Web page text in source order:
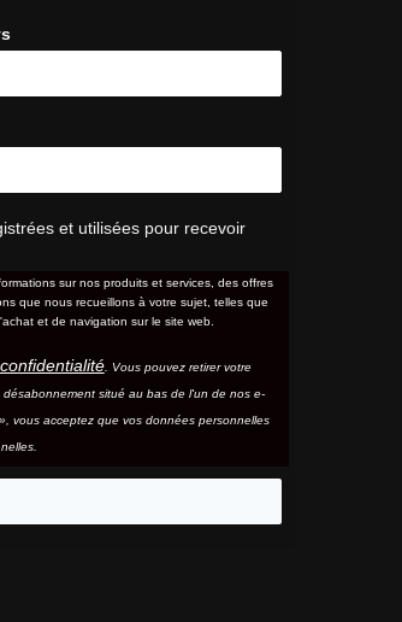
et utilisées pour recevoir
sur nos produits et services, des offres
que nous recueillons à votre sujet, telles que
et de navigation sur le site web.
. Vous pouvez retirer votre
situé au bas de l'un de nos e-
vous acceptez que vos données personnelles